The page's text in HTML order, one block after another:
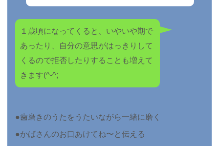
１歳頃になってくると、いやいや期で
あったり、自分の意思がはっきりして
くるので拒否したりすることも増えて
きます(^-^;
●歯磨きのうたをうたいながら一緒に磨く
●かばさんのお口あけてね〜と伝える